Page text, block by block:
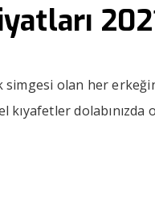
simgesi olan her
dolabınızda